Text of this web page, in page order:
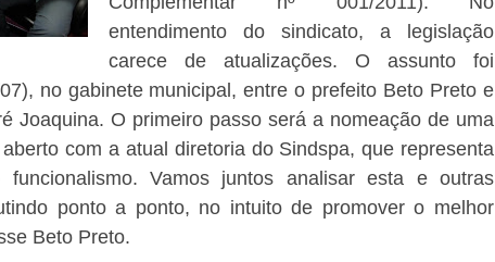
entendimento do sindicato, a legislação
carece de atualizações. O assunto foi
no gabinete municipal, entre o prefeito Beto Preto e
Joaquina. O primeiro passo será a nomeação de uma
com a atual diretoria do Sindspa, que representa
funcionalismo. Vamos juntos analisar esta e outras
ponto a ponto, no intuito de promover o melhor
Beto Preto.